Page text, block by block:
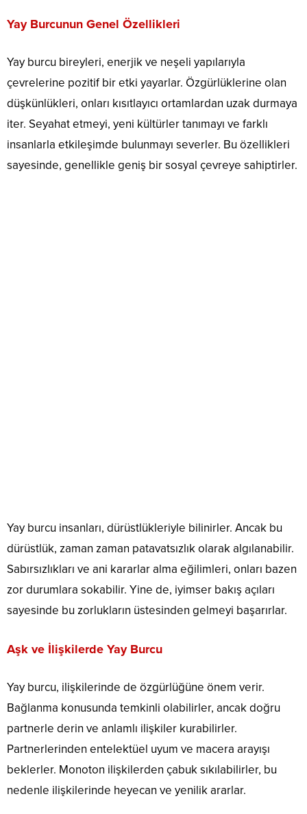
Yay Burcunun Genel Özellikleri
Yay burcu bireyleri, enerjik ve neşeli yapılarıyla
çevrelerine pozitif bir etki yayarlar. Özgürlüklerine olan
düşkünlükleri, onları kısıtlayıcı ortamlardan uzak durmaya
iter. Seyahat etmeyi, yeni kültürler tanımayı ve farklı
insanlarla etkileşimde bulunmayı severler. Bu özellikleri
sayesinde, genellikle geniş bir sosyal çevreye sahiptirler.
Yay burcu insanları, dürüstlükleriyle bilinirler. Ancak bu
dürüstlük, zaman zaman patavatsızlık olarak algılanabilir.
Sabırsızlıkları ve ani kararlar alma eğilimleri, onları bazen
zor durumlara sokabilir. Yine de, iyimser bakış açıları
sayesinde bu zorlukların üstesinden gelmeyi başarırlar.
Aşk ve İlişkilerde Yay Burcu
Yay burcu, ilişkilerinde de özgürlüğüne önem verir.
Bağlanma konusunda temkinli olabilirler, ancak doğru
partnerle derin ve anlamlı ilişkiler kurabilirler.
Partnerlerinden entelektüel uyum ve macera arayışı
beklerler. Monoton ilişkilerden çabuk sıkılabilirler, bu
nedenle ilişkilerinde heyecan ve yenilik ararlar.